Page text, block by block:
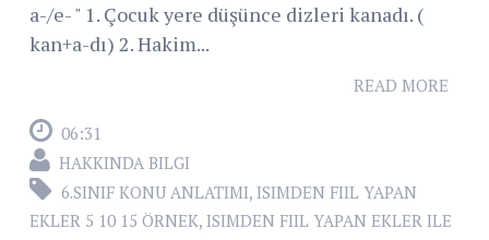
a-/e- " 1. Çocuk yere düşünce dizleri kanadı. (
kan+a-dı) 2. Hakim...
READ MORE
06:31
HAKKINDA BILGI
6.SINIF KONU ANLATIMI, ISIMDEN FIIL YAPAN
EKLER 5 10 15 ÖRNEK, ISIMDEN FIIL YAPAN EKLER ILE